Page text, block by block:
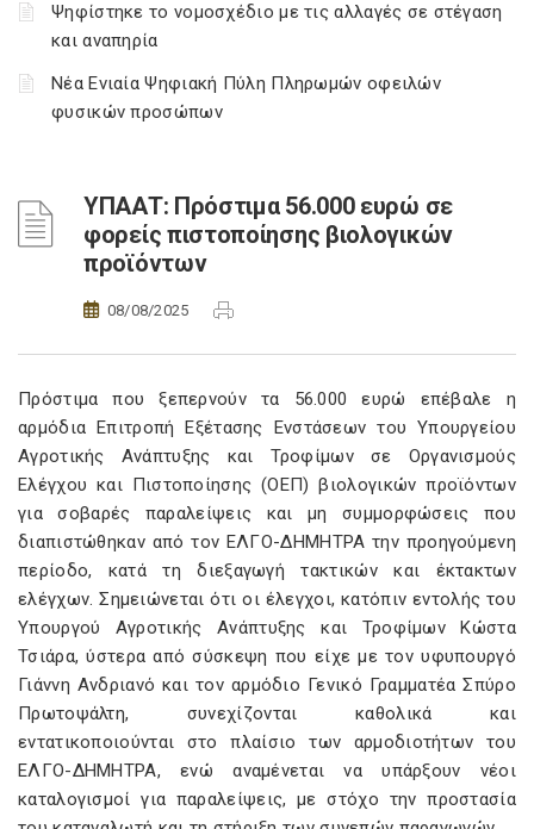
Ψηφίστηκε το νομοσχέδιο με τις αλλαγές σε στέγαση
και αναπηρία
Νέα Ενιαία Ψηφιακή Πύλη Πληρωμών οφειλών
φυσικών προσώπων
ΥΠΑΑΤ: Πρόστιμα 56.000 ευρώ σε
φορείς πιστοποίησης βιολογικών
προϊόντων
08/08/2025
Πρόστιμα που ξεπερνούν τα 56.000 ευρώ επέβαλε η
αρμόδια Επιτροπή Εξέτασης Ενστάσεων του Υπουργείου
Αγροτικής Ανάπτυξης και Τροφίμων σε Οργανισμούς
Ελέγχου και Πιστοποίησης (ΟΕΠ) βιολογικών προϊόντων
για σοβαρές παραλείψεις και μη συμμορφώσεις που
διαπιστώθηκαν από τον ΕΛΓΟ-ΔΗΜΗΤΡΑ την προηγούμενη
περίοδο, κατά τη διεξαγωγή τακτικών και έκτακτων
ελέγχων. Σημειώνεται ότι οι έλεγχοι, κατόπιν εντολής του
Υπουργού Αγροτικής Ανάπτυξης και Τροφίμων Κώστα
Τσιάρα, ύστερα από σύσκεψη που είχε με τον υφυπουργό
Γιάννη Ανδριανό και τον αρμόδιο Γενικό Γραμματέα Σπύρο
Πρωτοψάλτη, συνεχίζονται καθολικά και
εντατικοποιούνται στο πλαίσιο των αρμοδιοτήτων του
ΕΛΓΟ-ΔΗΜΗΤΡΑ, ενώ αναμένεται να υπάρξουν νέοι
καταλογισμοί για παραλείψεις, με στόχο την προστασία